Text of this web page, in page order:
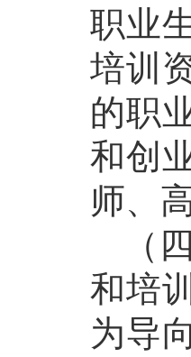
职业
培训
的职
和创
师、
（
和培
为导